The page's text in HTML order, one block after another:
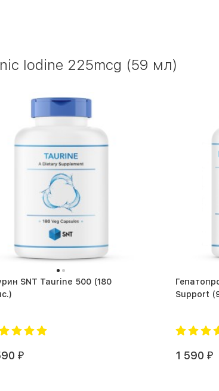
Iodine 225mcg (59 мл)
SNT Taurine 500 (180
₽ 1 590 ₽